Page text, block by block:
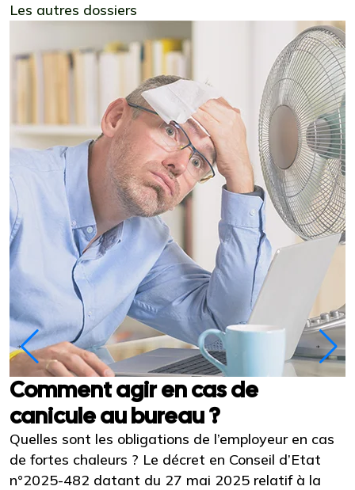
Les autres dossiers
Comment agir en cas de
canicule au bureau ?
Quelles sont les obligations de l’employeur en cas
de fortes chaleurs ? Le décret en Conseil d’Etat
n°2025-482 datant du 27 mai 2025 relatif à la